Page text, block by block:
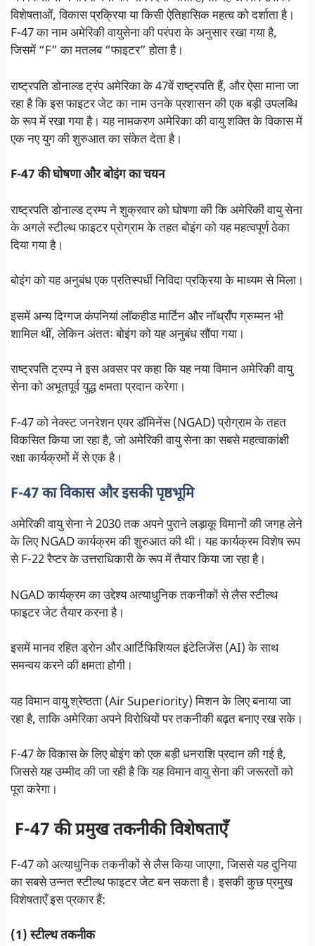
विशेषताओं, विकास प्रक्रिया या किसी ऐतिहासिक महत्व को दर्शाता है।
F-47 का नाम अमेरिकी वायुसेना की परंपरा के अनुसार रखा गया है,
जिसमें “F” का मतलब “फाइटर” होता है।
राष्ट्रपति डोनाल्ड ट्रंप अमेरिका के 47वें राष्ट्रपति हैं, और ऐसा माना जा
रहा है कि इस फाइटर जेट का नाम उनके प्रशासन की एक बड़ी उपलब्धि
के रूप में रखा गया है। यह नामकरण अमेरिका की वायु शक्ति के विकास में
एक नए युग की शुरुआत का संकेत देता है।
F-47 की घोषणा और बोइंग का चयन
राष्ट्रपति डोनाल्ड ट्रम्प ने शुक्रवार को घोषणा की कि अमेरिकी वायु सेना
के अगले स्टील्थ फाइटर प्रोग्राम के तहत बोइंग को यह महत्वपूर्ण ठेका
दिया गया है।
बोइंग को यह अनुबंध एक प्रतिस्पर्धी निविदा प्रक्रिया के माध्यम से मिला।
इसमें अन्य दिग्गज कंपनियां लॉकहीड मार्टिन और नॉर्थ्रॉप ग्रुम्मन भी
शामिल थीं, लेकिन अंततः बोइंग को यह अनुबंध सौंपा गया।
राष्ट्रपति ट्रम्प ने इस अवसर पर कहा कि यह नया विमान अमेरिकी वायु
सेना को अभूतपूर्व युद्ध क्षमता प्रदान करेगा।
F-47 को नेक्स्ट जनरेशन एयर डॉमिनेंस (NGAD) प्रोग्राम के तहत
विकसित किया जा रहा है, जो अमेरिकी वायु सेना का सबसे महत्वाकांक्षी
रक्षा कार्यक्रमों में से एक है।
F-47 का विकास और इसकी पृष्ठभूमि
अमेरिकी वायु सेना ने 2030 तक अपने पुराने लड़ाकू विमानों की जगह लेने
के लिए NGAD कार्यक्रम की शुरुआत की थी। यह कार्यक्रम विशेष रूप
से F-22 रैप्टर के उत्तराधिकारी के रूप में तैयार किया जा रहा है।
NGAD कार्यक्रम का उद्देश्य अत्याधुनिक तकनीकों से लैस स्टील्थ
फाइटर जेट तैयार करना है।
इसमें मानव रहित ड्रोन और आर्टिफिशियल इंटेलिजेंस (AI) के साथ
समन्वय करने की क्षमता होगी।
यह विमान वायु श्रेष्ठता (Air Superiority) मिशन के लिए बनाया जा
रहा है, ताकि अमेरिका अपने विरोधियों पर तकनीकी बढ़त बनाए रख सके।
F-47 के विकास के लिए बोइंग को एक बड़ी धनराशि प्रदान की गई है,
जिससे यह उम्मीद की जा रही है कि यह विमान वायु सेना की जरूरतों को
पूरा करेगा।
F-47 की प्रमुख तकनीकी विशेषताएँ
F-47 को अत्याधुनिक तकनीकों से लैस किया जाएगा, जिससे यह दुनिया
का सबसे उन्नत स्टील्थ फाइटर जेट बन सकता है। इसकी कुछ प्रमुख
विशेषताएँ इस प्रकार हैं:
(1) स्टील्थ तकनीक